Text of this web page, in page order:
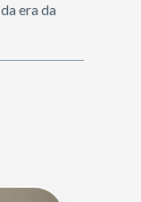
era da